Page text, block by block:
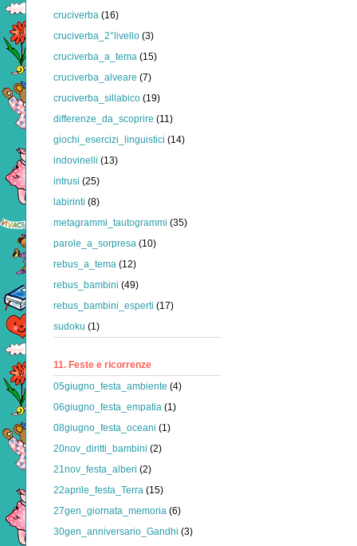
cruciverba (16)
cruciverba_2°livello (3)
cruciverba_a_tema (15)
cruciverba_alveare (7)
cruciverba_sillabico (19)
differenze_da_scoprire (11)
giochi_esercizi_linguistici (14)
indovinelli (13)
intrusi (25)
labirinti (8)
metagrammi_tautogrammi (35)
parole_a_sorpresa (10)
rebus_a_tema (12)
rebus_bambini (49)
rebus_bambini_esperti (17)
sudoku (1)
11. Feste e ricorrenze
05giugno_festa_ambiente (4)
06giugno_festa_empatia (1)
08giugno_festa_oceani (1)
20nov_diritti_bambini (2)
21nov_festa_alberi (2)
22aprile_festa_Terra (15)
27gen_giornata_memoria (6)
30gen_anniversario_Gandhi (3)